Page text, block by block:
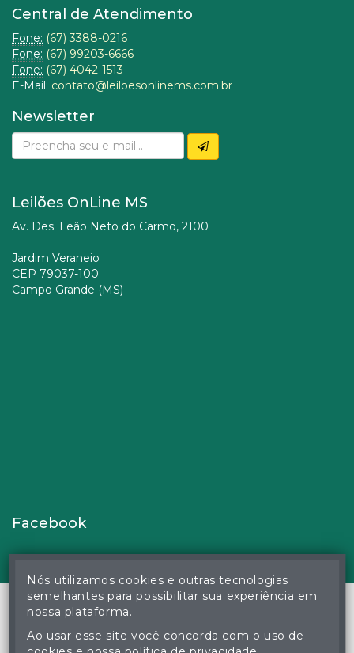
Central de Atendimento
Fone: (67) 3388-0216
Fone: (67) 99203-6666
Fone: (67) 4042-1513
E-Mail: contato@leiloesonlinems.com.br
Newsletter
Leilões OnLine MS
Av. Des. Leão Neto do Carmo, 2100
Jardim Veraneio
CEP 79037-100
Campo Grande (MS)
Facebook
© Gustavo Correa Pereira da Silva - Leiloeiro Público Oficial -
Nós utilizamos cookies e outras tecnologias
semelhantes para possibilitar sua experiência em
nossa plataforma.
Ao usar esse site você concorda com o uso de